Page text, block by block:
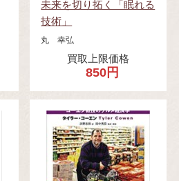
未来を切り拓く「眠れる
技術」
丸 幸弘
買取上限価格
850円